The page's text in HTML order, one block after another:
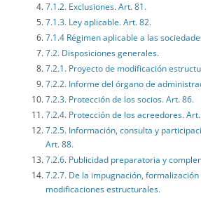
7.1.2. Exclusiones. Art. 81.
7.1.3. Ley aplicable. Art. 82.
7.1.4 Régimen aplicable a las
7.2. Disposiciones generales.
7.2.1. Proyecto de modificación
7.2.2. Informe del órgano de
7.2.3. Protección de los socios. Art. 86.
7.2.4. Protección de los acreedores.
7.2.5. Información, consulta y
Art. 88.
7.2.6. Publicidad preparatoria y
7.2.7. De la impugnación,
modificaciones estructurales.